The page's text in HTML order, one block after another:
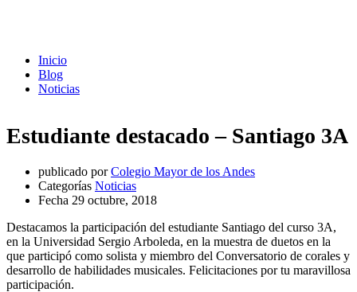
Inicio
Blog
Noticias
Estudiante destacado – Santiago 3A
publicado por Colegio Mayor de los Andes
Categorías Noticias
Fecha 29 octubre, 2018
Destacamos la participación del estudiante Santiago del curso 3A,
en la Universidad Sergio Arboleda, en la muestra de duetos en la
que participó como solista y miembro del Conversatorio de corales y
desarrollo de habilidades musicales. Felicitaciones por tu maravillosa
participación.